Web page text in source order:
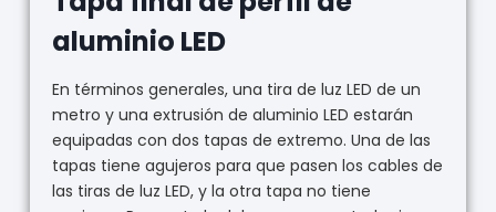
aluminio LED
En términos generales, una tira de luz LED de un
metro y una extrusión de aluminio LED estarán
equipadas con dos tapas de extremo. Una de las
tapas tiene agujeros para que pasen los cables de
las tiras de luz LED, y la otra tapa no tiene